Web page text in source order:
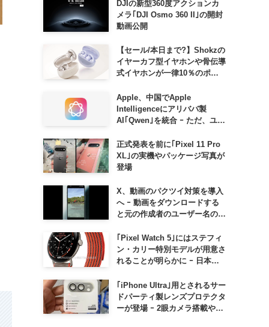
DJIの新型360度アクションカ
メラ｢DJI Osmo 360 II｣の開封
動画公開
【セール/本日まで?】Shokzの
イヤーカフ型イヤホンや骨伝導
式イヤホンが一律10％のポイ
Apple、中国でApple
Intelligenceにアリババ製
AI｢Qwen｣を統合 ｰ ただ、ユー
正式発表を前に｢Pixel 11 Pro
XL｣の実機やパッケージ写真が
登場
X、動画のパクツイ対策を導入
へ ｰ 動画をダウンロードする
と元の作成者のユーザー名の透
｢Pixel Watch 5｣にはステフィ
ン・カリー特別モデルが用意さ
れることが明らかに ｰ 日本で
う｢iPhone Ultra｣用とされるサー
ドパーティ製レンズプロテクタ
ーが登場 ｰ 2眼カメラ搭載や一